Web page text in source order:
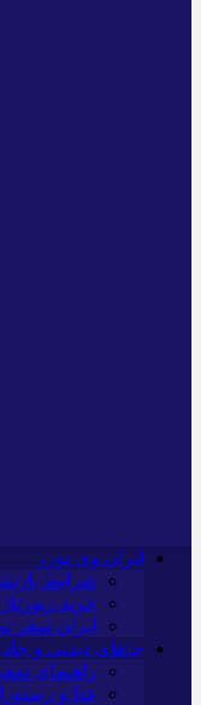
ایران وی تورز
شرایط
خرید
ایران سفر
جاهای دیدنی و
راهنمای
غذا و